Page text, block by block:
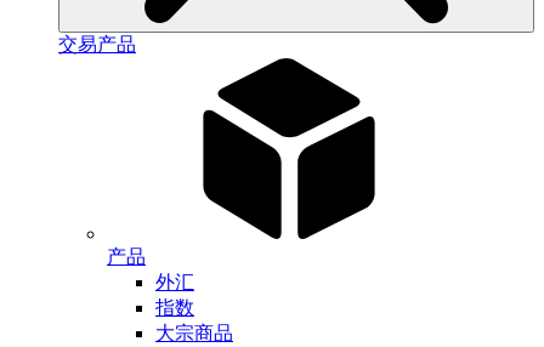
交易产品
产品
外汇
指数
大宗商品